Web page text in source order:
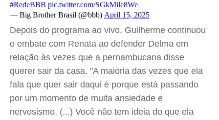
#RedeBBB pic.twitter.com/SGkMile8We
— Big Brother Brasil (@bbb) April 15, 2025
Depois do programa ao vivo, Guilherme continuou
o embate com Renata ao defender Delma em
relação às vezes que a pernambucana disse
querer sair da casa. "A maioria das vezes que ela
fala que quer sair daqui é porque está passando
por um momento de muita ansiedade e
nervosismo. (...) Você não tem ideia do que ela